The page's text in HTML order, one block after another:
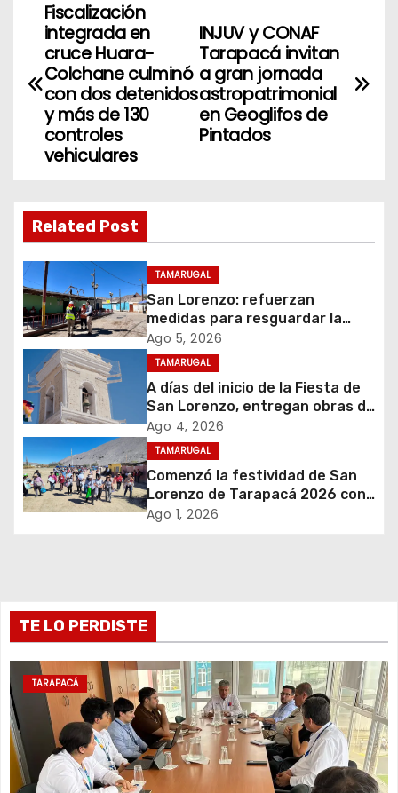
N
v
a
c
i
ó
n
d
e
e
n
a
d
a
INJUV y CONAF
Tarapacá invitan
a gran jornada
astropatrimonial
en Geoglifos de
Pintados
Fiscalización
integrada en
cruce Huara-
Colchane culminó
con dos detenidos
y más de 130
controles
vehiculares
Related Post
TAMARUGAL
San Lorenzo: refuerzan
medidas para resguardar la
seguridad del suministro
eléctrico durante la festividad
Ago 5, 2026
TAMARUGAL
A días del inicio de la Fiesta de
San Lorenzo, entregan obras de
emergencia para resguardar su
histórico campanario
Ago 4, 2026
TAMARUGAL
Comenzó la festividad de San
Lorenzo de Tarapacá 2026 con
despliegue de servicios y
Ago 1, 2026
TE LO PERDISTE
TARAPACÁ